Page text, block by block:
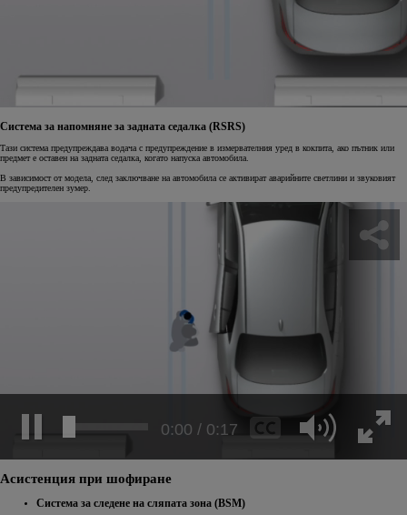
Система за напомняне за задната седалка (RSRS)
Тази система предупреждава водача с предупреждение в измервателния уред в кокпита, ако пътник или
предмет е оставен на задната седалка, когато напуска автомобила.
В зависимост от модела, след заключване на автомобила се активират аварийните светлини и звуковият
предупредителен зумер.
0:02 / 0:17
Асистенция при шофиране
Система за следене на сляпата зона (BSM)